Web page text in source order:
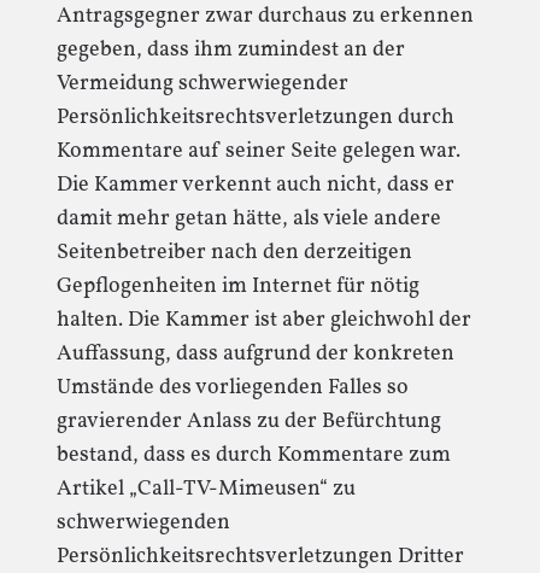
Antragsgegner zwar durchaus zu erkennen
gegeben, dass ihm zumindest an der
Vermeidung schwerwiegender
Persönlichkeitsrechtsverletzungen durch
Kommentare auf seiner Seite gelegen war.
Die Kammer verkennt auch nicht, dass er
damit mehr getan hätte, als viele andere
Seitenbetreiber nach den derzeitigen
Gepflogenheiten im Internet für nötig
halten. Die Kammer ist aber gleichwohl der
Auffassung, dass aufgrund der konkreten
Umstände des vorliegenden Falles so
gravierender Anlass zu der Befürchtung
bestand, dass es durch Kommentare zum
Artikel „Call-TV-Mimeusen“ zu
schwerwiegenden
Persönlichkeitsrechtsverletzungen Dritter